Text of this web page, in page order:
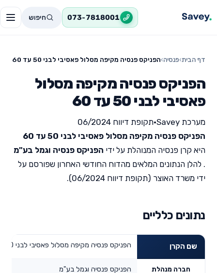
073-7818001 חיפוש
דף הבית›פנסיה›הפניקס פנסיה מקיפה מסלול פאסיבי לבני 50 עד 60
הפניקס פנסיה מקיפה מסלול
פאסיבי לבני 50 עד 60
מערכת Savey •תקופת דיווח 06/2024
הפניקס פנסיה מקיפה מסלול פאסיבי לבני 50 עד 60
היא קרן פנסיה המנוהלת על ידי הפניקס פנסיה וגמל בע"מ
. להלן הנתונים המלאים מהדוח החודשי האחרון שפורסם על
ידי משרד האוצר (תקופת דיווח 06/2024).
נתונים כלליים
שם הקרן הפניקס פנסיה מקיפה מסלול פאסיבי לבני 50 עד 60
חברה מנהלת הפניקס פנסיה וגמל בע"מ